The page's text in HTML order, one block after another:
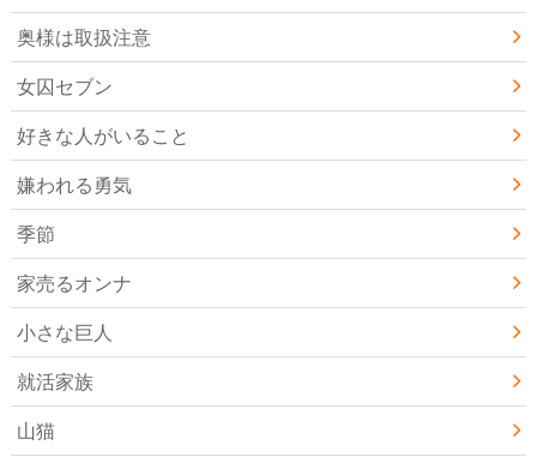
奥様は取扱注意
女囚セブン
好きな人がいること
嫌われる勇気
季節
家売るオンナ
小さな巨人
就活家族
山猫